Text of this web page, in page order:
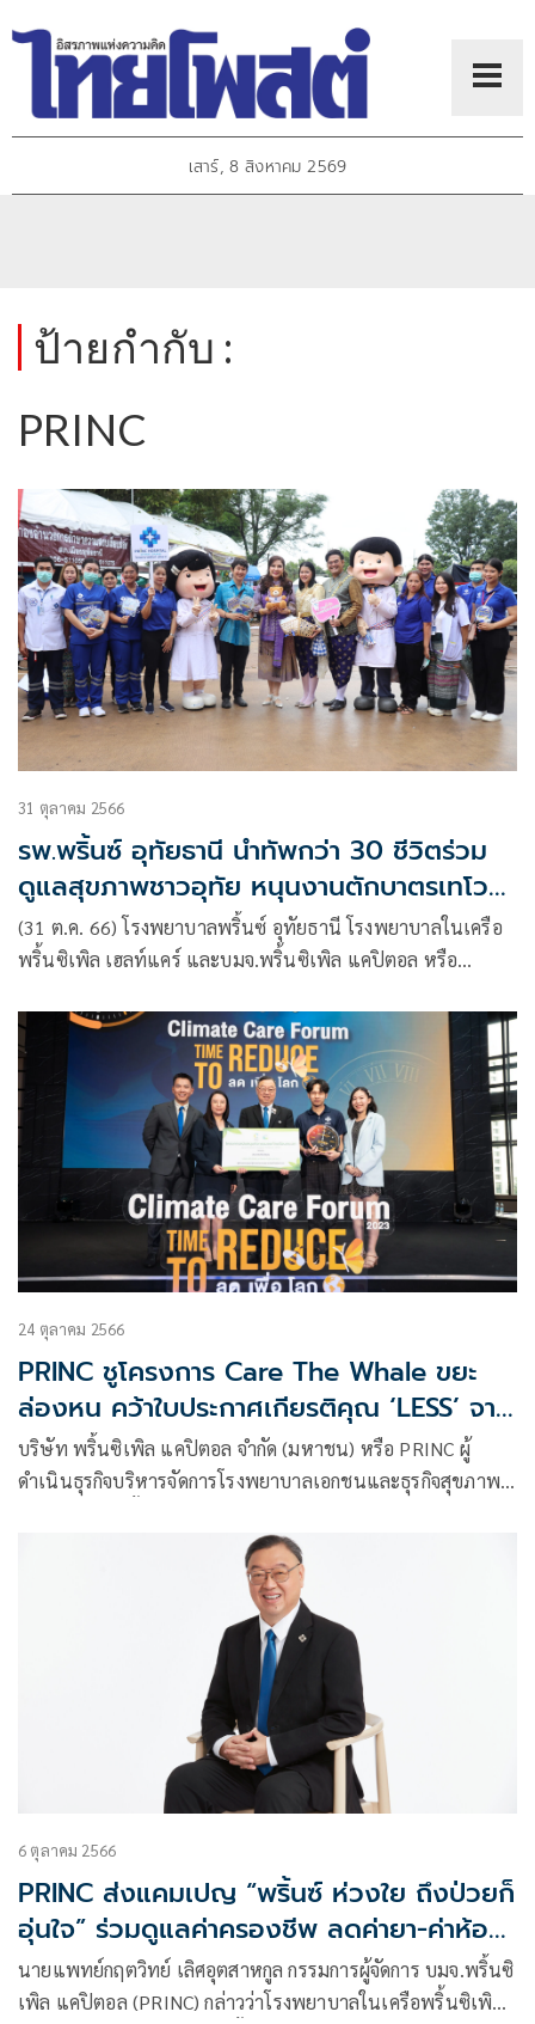
เสาร์, 8 สิงหาคม 2569
ป้ายกำกับ :
PRINC
31 ตุลาคม 2566
รพ.พริ้นซ์ อุทัยธานี นำทัพกว่า 30 ชีวิตร่วม
ดูแลสุขภาพชาวอุทัย หนุนงานตักบาตรเทโว ที่
ใหญ่ที่สุดในไทย
(31 ต.ค. 66) โรงพยาบาลพริ้นซ์ อุทัยธานี โรงพยาบาลในเครือ
พริ้นซิเพิล เฮลท์แคร์ และบมจ.พริ้นซิเพิล แคปิตอล หรือ
จ.อุทัยธานี
24 ตุลาคม 2566
PRINC ชูโครงการ Care The Whale ขยะ
ล่องหน คว้าใบประกาศเกียรติคุณ ‘LESS’ จาก
อบก. - ตลท. ใน Climate Care Forum
2023
บริษัท พริ้นซิเพิล แคปิตอล จำกัด (มหาชน) หรือ PRINC ผู้
ดำเนินธุรกิจบริหารจัดการโรงพยาบาลเอกชนและธุรกิจสุขภาพ
โครงการสนับสนุนกิจกรรมลดก๊าซเรือนกระจก Low Emission
6 ตุลาคม 2566
PRINC ส่งแคมเปญ “พริ้นซ์ ห่วงใย ถึงป่วยก็
อุ่นใจ” ร่วมดูแลค่าครองชีพ ลดค่ายา-ค่าห้อง
พัก พร้อมกัน 14 แห่งทั่วประเทศ
นายแพทย์กฤตวิทย์ เลิศอุตสาหกูล กรรมการผู้จัดการ บมจ.พริ้นซิ
เพิล แคปิตอล (PRINC) กล่าวว่าโรงพยาบาลในเครือพริ้นซิเพิล